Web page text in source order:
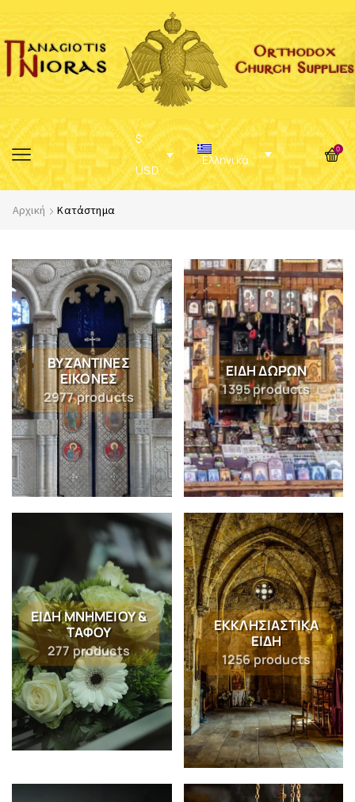
$
USD
Ελληνικά
0
Αρχική Κατάστημα
ΒΥΖΑΝΤΙΝΈΣ
ΕΙΚΌΝΕΣ
2977 products
ΕΊΔΗ ΔΏΡΩΝ
1395 products
ΕΊΔΗ ΜΝΗΜΕΊΟΥ &
ΤΆΦΟΥ
277 products
ΕΚΚΛΗΣΙΑΣΤΙΚΆ
ΕΊΔΗ
1256 products